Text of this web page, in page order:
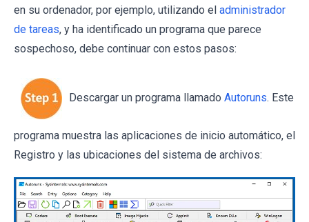
en su ordenador, por ejemplo, utilizando el administrador
de tareas, y ha identificado un programa que parece
sospechoso, debe continuar con estos pasos:
Descargar un programa llamado Autoruns. Este
programa muestra las aplicaciones de inicio automático, el
Registro y las ubicaciones del sistema de archivos: